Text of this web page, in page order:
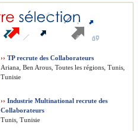
›› TP recrute des Collaborateurs
Ariana, Ben Arous, Toutes les régions, Tunis,
Tunisie
›› Industrie Multinational recrute des
Collaborateurs
Tunis, Tunisie